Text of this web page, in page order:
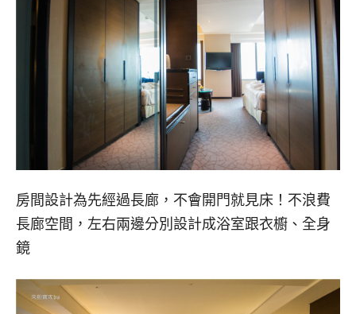
房間設計為先經過長廊，不會開門就見床！不浪費
長廊空間，左右兩邊分別設計成浴室跟衣櫥、全身
鏡